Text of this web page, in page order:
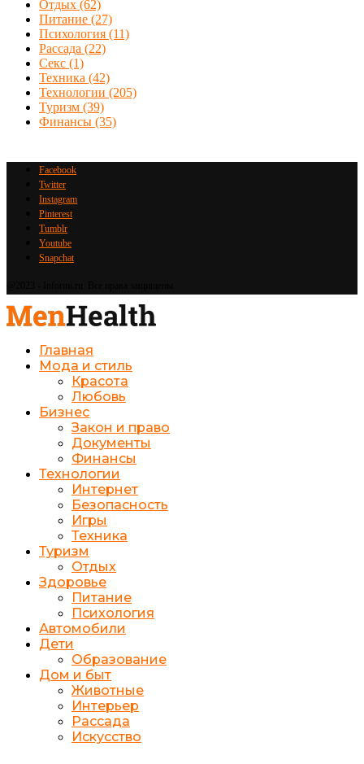
Отдых (62)
Питание (27)
Психология (11)
Рассада (22)
Секс (1)
Техника (42)
Технологии (205)
Туризм (39)
Финансы (35)
Facebook
Twitter
Instagram
Pinterest
Tumblr
Youtube
Snapchat
Главная
Мода и стиль
Красота
Любовь
Бизнес
Закон и право
Документы
Финансы
Технологии
Интернет
Безопасность
Игры
Техника
Туризм
Отдых
Здоровье
Питание
Психология
Автомобили
Дети
Образование
Дом и быт
Животные
Интерьер
Рассада
Искусство